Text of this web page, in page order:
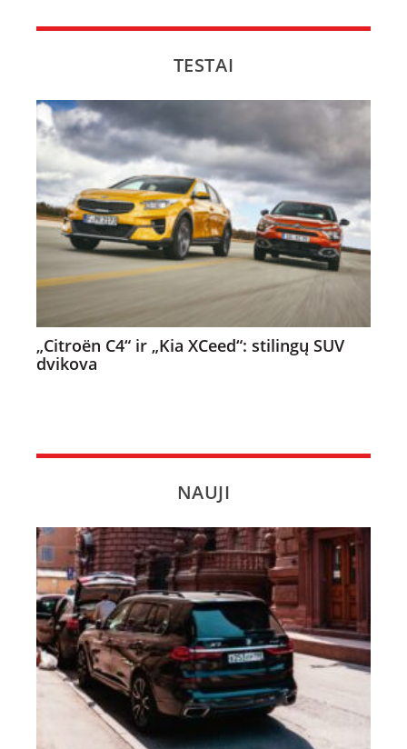
TESTAI
„Citroën C4“ ir „Kia XCeed“: stilingų SUV
dvikova
NAUJI